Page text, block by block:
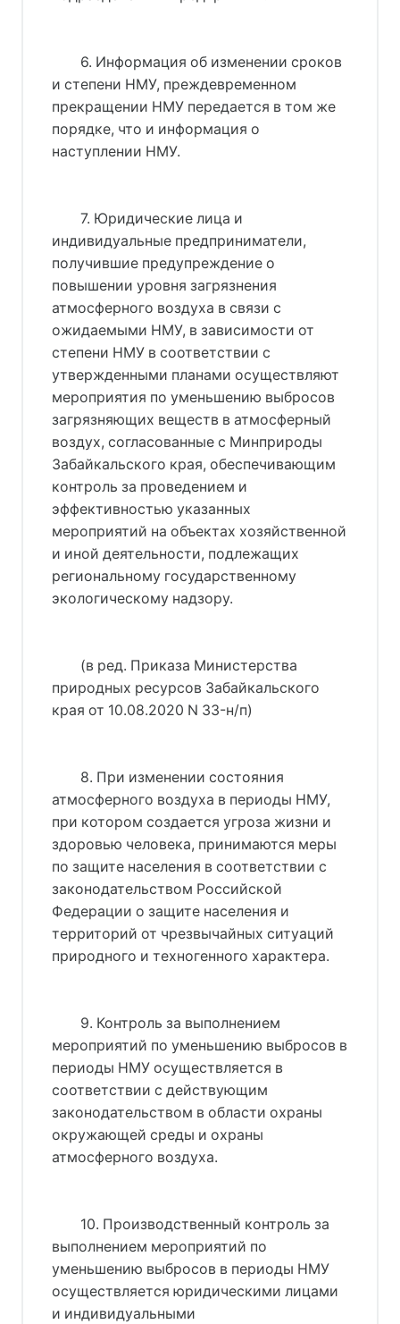
6. Информация об изменении сроков
и степени НМУ, преждевременном
прекращении НМУ передается в том же
порядке, что и информация о
наступлении НМУ.
7. Юридические лица и
индивидуальные предприниматели,
получившие предупреждение о
повышении уровня загрязнения
атмосферного воздуха в связи с
ожидаемыми НМУ, в зависимости от
степени НМУ в соответствии с
утвержденными планами осуществляют
мероприятия по уменьшению выбросов
загрязняющих веществ в атмосферный
воздух, согласованные с Минприроды
Забайкальского края, обеспечивающим
контроль за проведением и
эффективностью указанных
мероприятий на объектах хозяйственной
и иной деятельности, подлежащих
региональному государственному
экологическому надзору.
(в ред. Приказа Министерства
природных ресурсов Забайкальского
края от 10.08.2020 N 33-н/п)
8. При изменении состояния
атмосферного воздуха в периоды НМУ,
при котором создается угроза жизни и
здоровью человека, принимаются меры
по защите населения в соответствии с
законодательством Российской
Федерации о защите населения и
территорий от чрезвычайных ситуаций
природного и техногенного характера.
9. Контроль за выполнением
мероприятий по уменьшению выбросов в
периоды НМУ осуществляется в
соответствии с действующим
законодательством в области охраны
окружающей среды и охраны
атмосферного воздуха.
10. Производственный контроль за
выполнением мероприятий по
уменьшению выбросов в периоды НМУ
осуществляется юридическими лицами
и индивидуальными